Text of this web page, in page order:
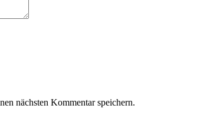
nächsten Kommentar speichern.